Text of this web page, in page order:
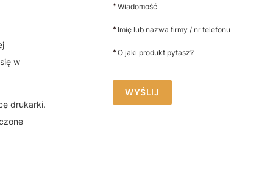
w
drukarki.
*Wiadomość
* Imię lub nazwa firmy / nr telefonu
*O jaki produkt pytasz?
WYŚLIJ